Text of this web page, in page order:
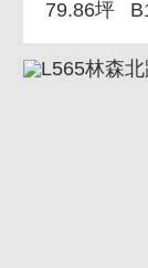
79.86坪